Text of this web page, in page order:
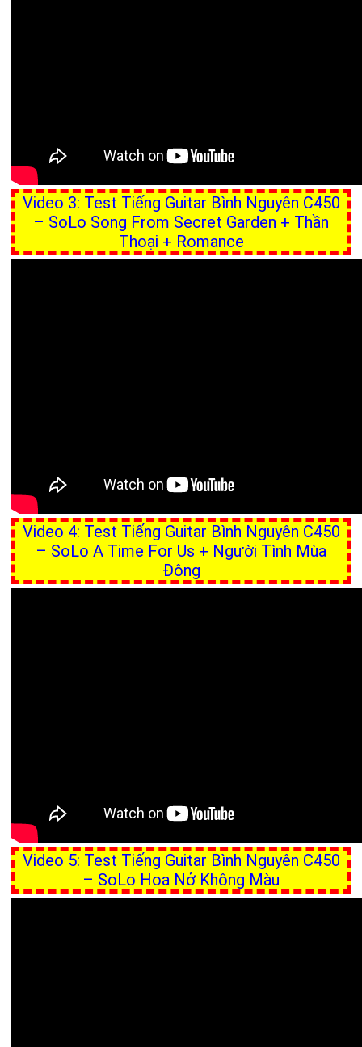
Video 3: Test Tiếng Guitar Bình Nguyên C450
– SoLo Song From Secret Garden + Thần
Thoại + Romance
Video 4: Test Tiếng Guitar Bình Nguyên C450
– SoLo A Time For Us + Người Tình Mùa
Đông
Video 5: Test Tiếng Guitar Bình Nguyên C450
– SoLo Hoa Nở Không Màu